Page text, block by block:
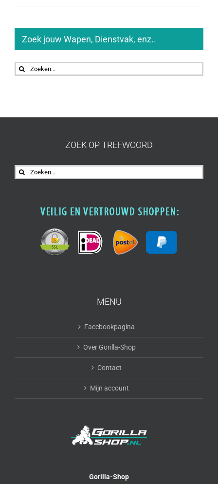
Zoek jouw Wapen, Dienstvak, enz..
Zoeken
naar:
ZOEK OP TREFWOORD
Zoeken
naar:
MENU
Facebookpagina
Over Gorilla-Shop
Contact
Mijn account
Gorilla-Shop